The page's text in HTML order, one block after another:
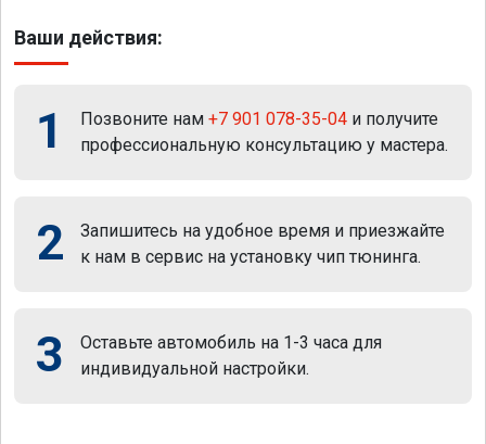
Ваши действия:
1 Позвоните нам +7 901 078-35-04 и получите
профессиональную консультацию у мастера.
2
Запишитесь на удобное время и приезжайте
к нам в сервис на установку чип тюнинга.
3
Оставьте автомобиль на 1-3 часа для
индивидуальной настройки.